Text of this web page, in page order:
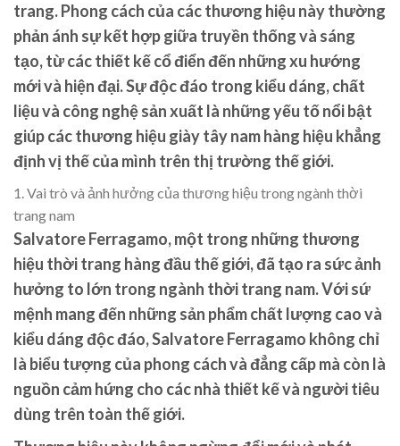
trang. Phong cách của các thương hiệu này thường
phản ánh sự kết hợp giữa truyền thống và sáng
tạo, từ các thiết kế cổ điển đến những xu hướng
mới và hiện đại. Sự độc đáo trong kiểu dáng, chất
liệu và công nghệ sản xuất là những yếu tố nổi bật
giúp các thương hiệu giày tây nam hàng hiệu khẳng
định vị thế của mình trên thị trường thế giới.
1. Vai trò và ảnh hưởng của thương hiệu trong ngành thời
trang nam
Salvatore Ferragamo, một trong những thương
hiệu thời trang hàng đầu thế giới, đã tạo ra sức ảnh
hưởng to lớn trong ngành thời trang nam. Với sứ
mệnh mang đến những sản phẩm chất lượng cao và
kiểu dáng độc đáo, Salvatore Ferragamo không chỉ
là biểu tượng của phong cách và đẳng cấp mà còn là
nguồn cảm hứng cho các nhà thiết kế và người tiêu
dùng trên toàn thế giới.